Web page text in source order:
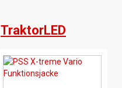
TraktorLED